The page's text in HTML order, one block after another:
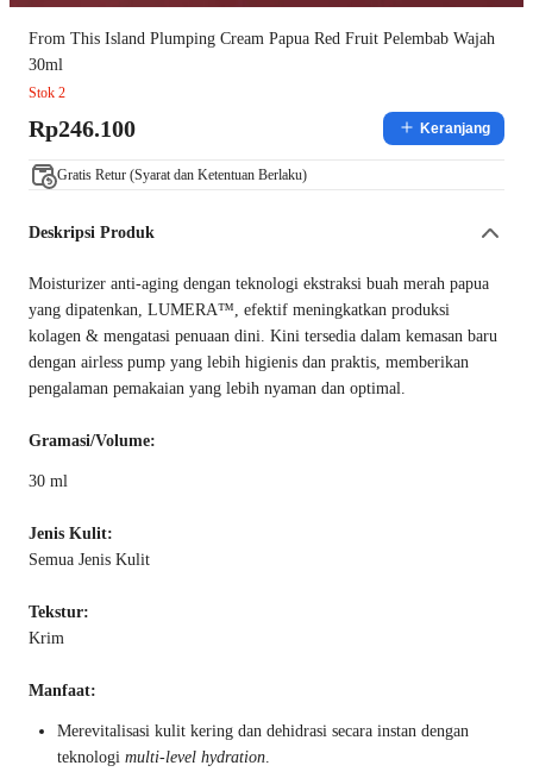
From This Island Plumping Cream Papua Red Fruit Pelembab Wajah
30ml
Stok 2
Rp246.100 Keranjang
Gratis Retur (Syarat dan Ketentuan Berlaku)
Deskripsi Produk
Moisturizer anti-aging dengan teknologi ekstraksi buah merah papua
yang dipatenkan, LUMERA™, efektif meningkatkan produksi
kolagen & mengatasi penuaan dini. Kini tersedia dalam kemasan baru
dengan airless pump yang lebih higienis dan praktis, memberikan
pengalaman pemakaian yang lebih nyaman dan optimal.
Gramasi/Volume:
30 ml
Jenis Kulit:
Semua Jenis Kulit
Tekstur:
Krim
Manfaat:
Merevitalisasi kulit kering dan dehidrasi secara instan dengan
teknologi multi-level hydration.